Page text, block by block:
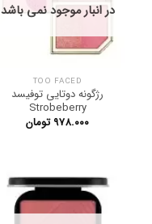
در انبار موجود نمی باشد
TOO FACED
رژگونه دوتایی توفیسد
Strobeberry
۹۷۸.۰۰۰ تومان